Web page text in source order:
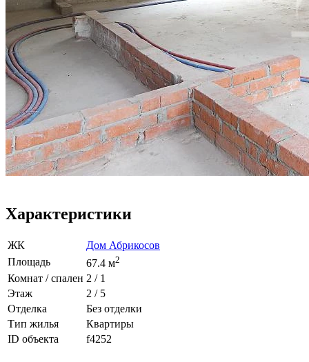
Характеристики
ЖК
Дом Абрикосов
Площадь
67.4 м2
Комнат / спален 2 / 1
Этаж
2 / 5
Отделка
Без отделки
Тип жилья
Квартиры
ID объекта
f4252